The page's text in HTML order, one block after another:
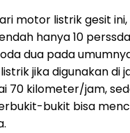
motor listrik gesit
hanya 10
dua pada
jika digunakan di
70 kilometer/jam,
bukit bisa